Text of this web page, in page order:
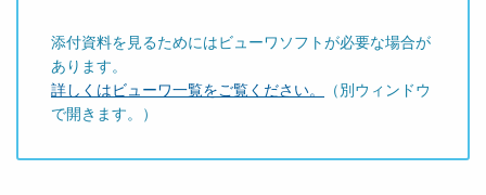
添付資料を見るためにはビューワソフトが必要な場合が
あります。
詳しくはビューワ一覧をご覧ください。
（別ウィンドウ
で開きます。）